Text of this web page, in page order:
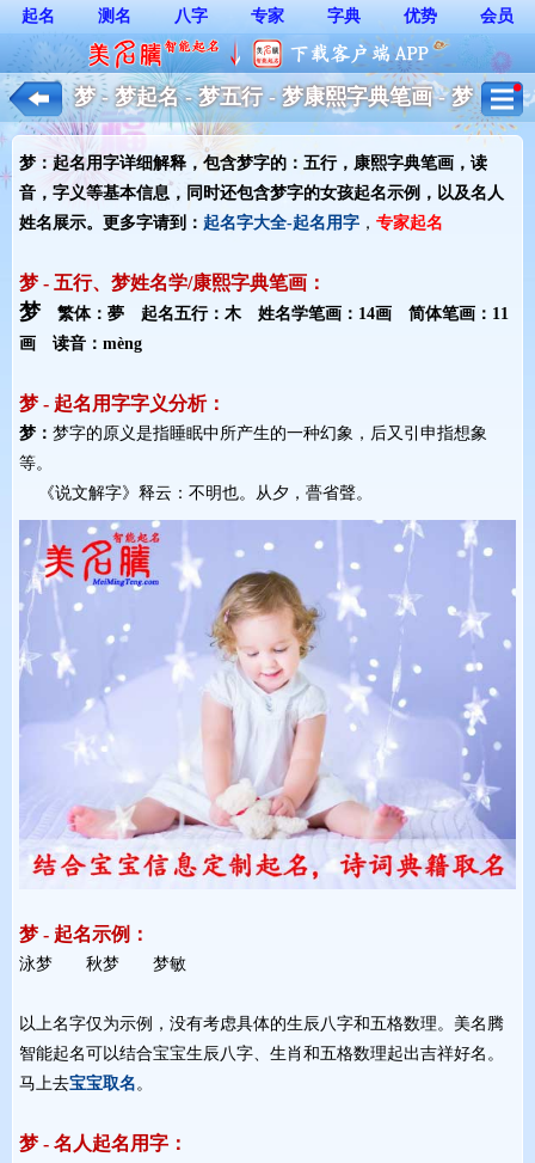
起名 测名 八字 专家 字典 优势 会员
梦 - 梦起名 - 梦五行 - 梦康熙字典笔画 - 梦
起名用字解释 - 女孩起名
梦：起名用字详细解释，包含梦字的：五行，康熙字典笔画，读
音，字义等基本信息，同时还包含梦字的女孩起名示例，以及名人
姓名展示。更多字请到： 起名字大全-起名用字 ， 专家起名
梦 - 五行、梦姓名学/康熙字典笔画：
梦繁体：夢 起名五行：木 姓名学笔画：14画 简体笔画：11
画 读音：mèng
梦 - 起名用字字义分析：
梦： 梦字的原义是指睡眠中所产生的一种幻象，后又引申指想象
等。
《说文解字》释云：不明也。从夕，瞢省聲。
梦 - 起名示例：
泳梦 秋梦 梦敏
以上名字仅为示例，没有考虑具体的生辰八字和五格数理。美名腾
智能起名可以结合宝宝生辰八字、生肖和五格数理起出吉祥好名。
马上去宝宝取名。
梦 - 名人起名用字：